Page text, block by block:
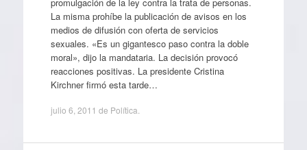
La misma prohíbe la publicación de avisos en los
medios de difusión con oferta de servicios
sexuales. «Es un gigantesco paso contra la doble
moral», dijo la mandataria. La decisión provocó
reacciones positivas. La presidente Cristina
Kirchner firmó esta tarde…
julio 6, 2011 de Política